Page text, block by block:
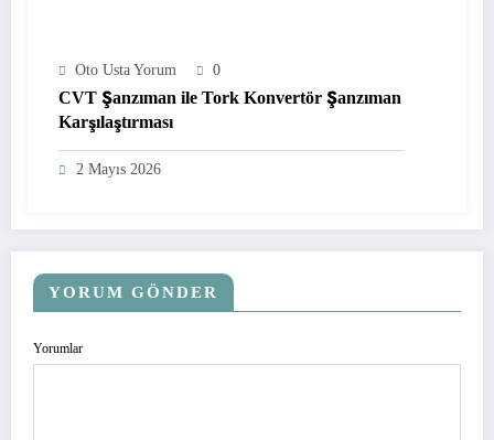
Oto Usta Yorum 0
CVT Şanzıman ile Tork Konvertör Şanzıman
Karşılaştırması
2 Mayıs 2026
YORUM GÖNDER
Yorumlar